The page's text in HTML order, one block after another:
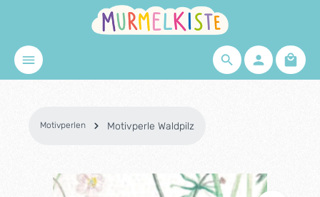
Zum Hauptinhalt springen
Motivperlen Motivperle Waldpilz
Bildergalerie überspringen